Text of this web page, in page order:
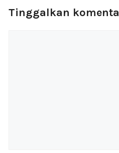
Tinggalkan